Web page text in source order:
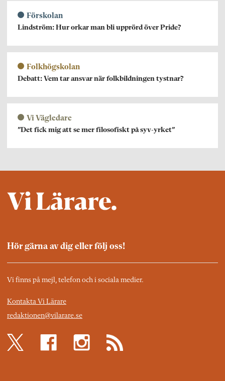
Förskolan
Lindström: Hur orkar man bli upprörd över Pride?
Folkhögskolan
Debatt: Vem tar ansvar när folkbildningen tystnar?
Vi Vägledare
”Det fick mig att se mer filosofiskt på syv-yrket”
Hör gärna av dig eller följ oss!
Vi finns på mejl, telefon och i sociala medier.
Kontakta Vi Lärare
redaktionen@vilarare.se